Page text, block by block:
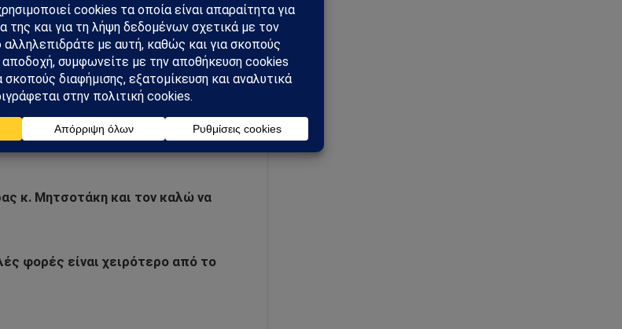
η Γερμανία το 2038 και η Πολωνία
CO2 στην Ελλάδα;
μόνο δεν θα μειώσουν τις εκπομπές
κ. Μητσοτάκη και τον καλώ να
φορές είναι χειρότερο από το